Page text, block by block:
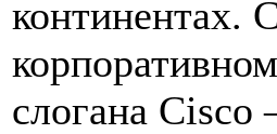
континентах.
слогана